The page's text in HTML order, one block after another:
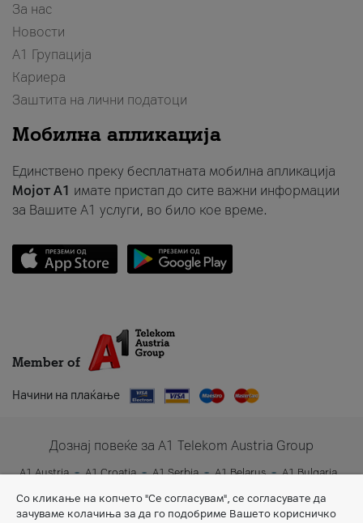
За нас
Новости
А1 Групација
Кариера
Заштита на лични податоци
Мобилна апликација
Единствено преку бесплатната мобилна апликација
Мојот A1 имате пристап до сите важни информации
за Вашите A1 услуги, во било кое време.
Member of
Начини на плаќање
Дознај повеќе за A1 Telekom Austria Group
A1 Austria A1 Croatia A1 Serbia A1 Belarus
A1 Bulgaria
A1 Slovenia
A1 Digital
Со кликање на копчето "Се согласувам", се согласувате да
зачуваме колачиња за да го подобриме Вашето корисничко